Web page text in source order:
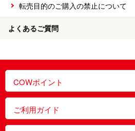
転売目的のご購入の禁止について
よくあるご質問
COWポイント
ご利用ガイド